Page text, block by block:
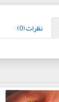
نظرات (0)